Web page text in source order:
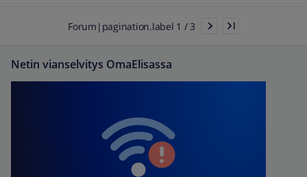
Forum|pagination.label 1 / 3
Netin vianselvitys OmaElisassa